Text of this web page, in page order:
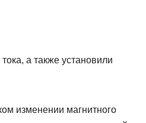
а также установили
изменении магнитного